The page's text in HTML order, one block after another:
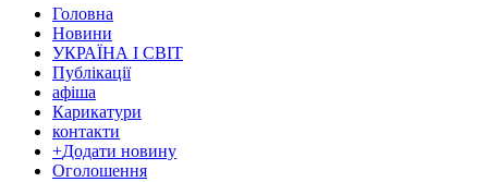
Головна
Новини
УКРАЇНА І СВІТ
Публікації
афіша
Карикатури
контакти
+Додати новину
Оголошення